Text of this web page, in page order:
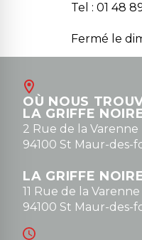
Tel : 01 48
Fermé le
Août
0148836747
OÙ NOUS
LA GRIFFE
2 Rue de la Varenne
94100 St Maur-des-
LA GRIFFE
11 Rue de la Varenne
94100 St Maur-des-